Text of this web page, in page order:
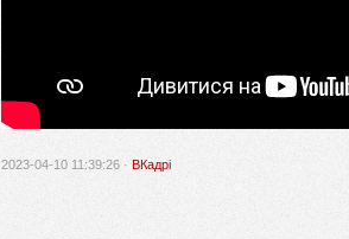
2023-04-10 11:39:26 · ВКадрі